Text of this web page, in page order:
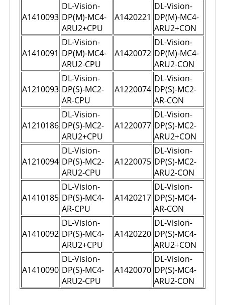
A1410093
DL-Vision-
DP(M)-MC4-
ARU2+CPU
A1420221
DL-Vision-
DP(M)-MC4-
ARU2+CON
A1410091
DL-Vision-
DP(M)-MC4-
ARU2-CPU
A1420072
DL-Vision-
DP(M)-MC4-
ARU2-CON
A1210093
DL-Vision-
DP(S)-MC2-
AR-CPU
A1220074
DL-Vision-
DP(S)-MC2-
AR-CON
A1210186
DL-Vision-
DP(S)-MC2-
ARU2+CPU
A1220077
DL-Vision-
DP(S)-MC2-
ARU2+CON
A1210094
DL-Vision-
DP(S)-MC2-
ARU2-CPU
A1220075
DL-Vision-
DP(S)-MC2-
ARU2-CON
A1410185
DL-Vision-
DP(S)-MC4-
AR-CPU
A1420217
DL-Vision-
DP(S)-MC4-
AR-CON
A1410092
DL-Vision-
DP(S)-MC4-
ARU2+CPU
A1420220
DL-Vision-
DP(S)-MC4-
ARU2+CON
A1410090
DL-Vision-
DP(S)-MC4-
ARU2-CPU
A1420070
DL-Vision-
DP(S)-MC4-
ARU2-CON